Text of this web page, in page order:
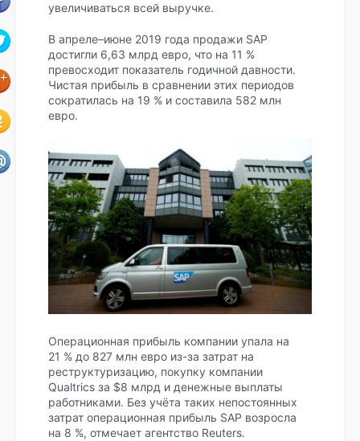
увеличиваться всей выручке.
В апреле–июне 2019 года продажи SAP
достигли 6,63 млрд евро, что на 11 %
превосходит показатель годичной давности.
Чистая прибыль в сравнении этих периодов
сократилась на 19 % и составила 582 млн
евро.
Операционная прибыль компании упала на
21 % до 827 млн евро из-за затрат на
реструктуризацию, покупку компании
Qualtrics за $8 млрд и денежные выплаты
работниками. Без учёта таких непостоянных
затрат операционная прибыль SAP возросла
на 8 %, отмечает агентство Reuters.